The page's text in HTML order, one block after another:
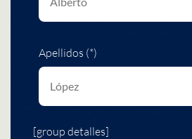
Apellidos (*)
[group detalles]